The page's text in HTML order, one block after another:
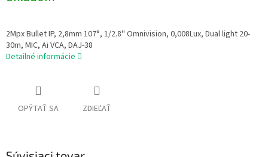
2Mpx Bullet IP, 2,8mm 107°, 1/2.8'' Omnivision, 0,008Lux, Dual light 20-
30m, MIC, Ai VCA, DAJ-38
Detailné informácie
OPÝTAŤ SA ZDIEĽAŤ